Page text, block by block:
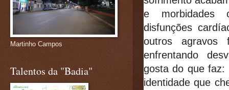
e morbidades
disfunções
outros agravos
enfrentando
gosta do que faz:
identidade que
Martinho Campos
Talentos da "Badia"